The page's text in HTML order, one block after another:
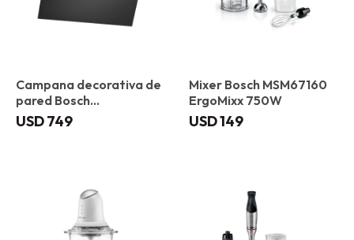
Campana decorativa de
pared Bosch
DWK85DK60 Negro
USD749
Mixer Bosch MSM67160
ErgoMixx 750W
USD149